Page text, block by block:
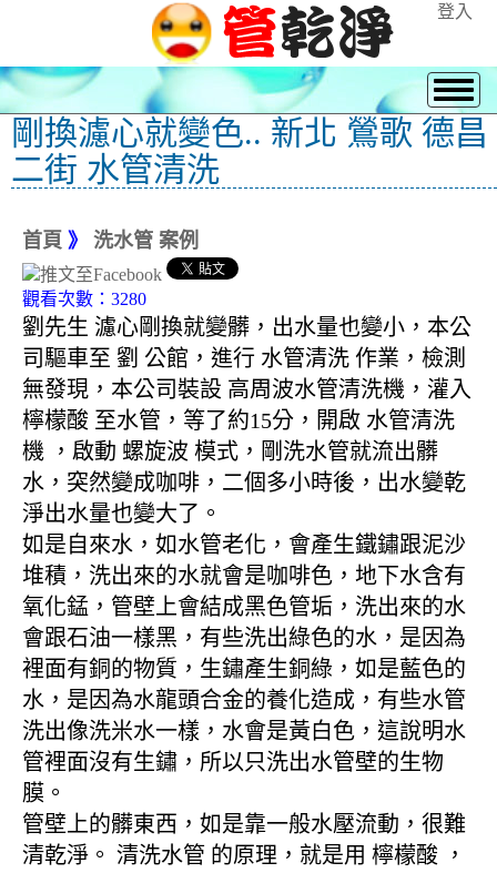
登入
剛換濾心就變色.. 新北 鶯歌 德昌
二街 水管清洗
首頁 》 洗水管 案例
觀看次數：3280
劉先生 濾心剛換就變髒，出水量也變小，本公
司驅車至 劉 公館，進行 水管清洗 作業，檢測
無發現，本公司裝設 高周波水管清洗機，灌入
檸檬酸 至水管，等了約15分，開啟 水管清洗
機 ，啟動 螺旋波 模式，剛洗水管就流出髒
水，突然變成咖啡，二個多小時後，出水變乾
淨出水量也變大了。
如是自來水，如水管老化，會產生鐵鏽跟泥沙
堆積，洗出來的水就會是咖啡色，地下水含有
氧化錳，管壁上會結成黑色管垢，洗出來的水
會跟石油一樣黑，有些洗出綠色的水，是因為
裡面有銅的物質，生鏽產生銅綠，如是藍色的
水，是因為水龍頭合金的養化造成，有些水管
洗出像洗米水一樣，水會是黃白色，這說明水
管裡面沒有生鏽，所以只洗出水管壁的生物
膜。
管壁上的髒東西，如是靠一般水壓流動，很難
清乾淨。 清洗水管 的原理，就是用 檸檬酸 ，